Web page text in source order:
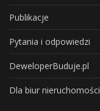
Publikacje
Pytania i odpowiedzi
DeweloperBuduje.pl
Dla biur nieruchomości